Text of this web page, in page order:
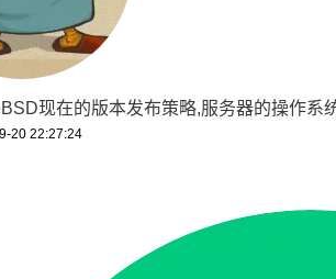
现在的版本发布策略,服务器的操作系
20 22:27:24